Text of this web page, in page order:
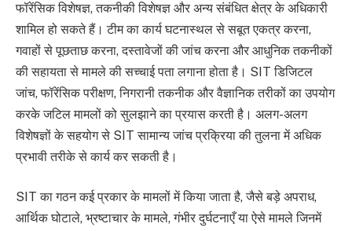
फॉरेंसिक विशेषज्ञ, तकनीकी विशेषज्ञ और अन्य संबंधित क्षेत्र के अधिकारी
शामिल हो सकते हैं। टीम का कार्य घटनास्थल से सबूत एकत्र करना,
गवाहों से पूछताछ करना, दस्तावेजों की जांच करना और आधुनिक तकनीकों
की सहायता से मामले की सच्चाई पता लगाना होता है। SIT डिजिटल
जांच, फॉरेंसिक परीक्षण, निगरानी तकनीक और वैज्ञानिक तरीकों का उपयोग
करके जटिल मामलों को सुलझाने का प्रयास करती है। अलग-अलग
विशेषज्ञों के सहयोग से SIT सामान्य जांच प्रक्रिया की तुलना में अधिक
प्रभावी तरीके से कार्य कर सकती है।
SIT का गठन कई प्रकार के मामलों में किया जाता है, जैसे बड़े अपराध,
आर्थिक घोटाले, भ्रष्टाचार के मामले, गंभीर दुर्घटनाएँ या ऐसे मामले जिनमें